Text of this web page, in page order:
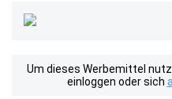
Um dieses Werbemittel
einloggen oder sich